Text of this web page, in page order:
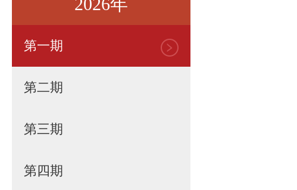
第一期
第二期
第三期
第四期